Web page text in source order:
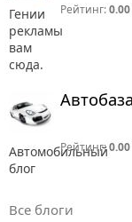
Гении
рекламы
вам
сюда.
Рейтинг:0.00
Автомобильный
блог
Рейтинг:0.00
Все блоги